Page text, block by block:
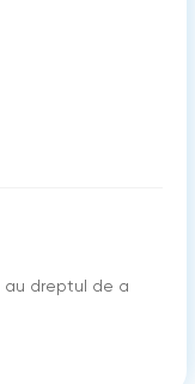
au dreptul de a